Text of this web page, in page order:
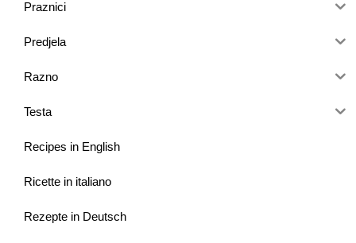
Praznici
Predjela
Razno
Testa
Recipes in English
Ricette in italiano
Rezepte in Deutsch